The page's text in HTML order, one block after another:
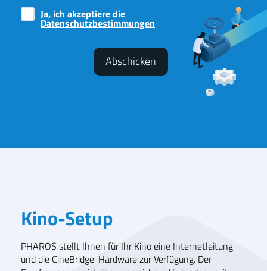
Ja, ich akzeptiere die
Datenschutzbestimmungen
Kino-Setup
PHAROS stellt Ihnen für Ihr Kino eine Internetleitung
und die CineBridge-Hardware zur Verfügung. Der